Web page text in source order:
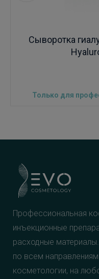
Сыворотка
Только для
Профессиональная
инъекционные
расходные
по всем направлениям
косметологии, на